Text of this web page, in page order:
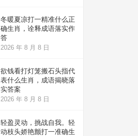
冬暖夏凉打一精准什么正
确生肖，诠释成语落实作
答
2026 年 8 月 8 日
欲钱看打灯笼搬石头指代
表什么生肖，成语揭晓落
实答案
2026 年 8 月 8 日
轻盈灵动，挑战自我。轻
动枝头娇艳颤打一准确生